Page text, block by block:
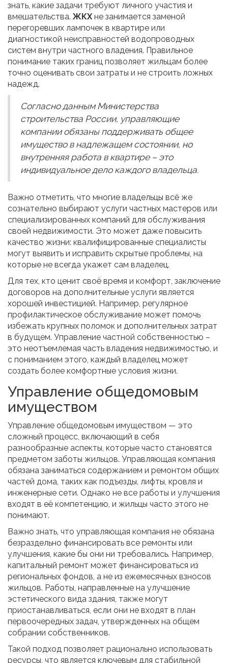
знать, какие задачи требуют личного участия и
вмешательства. ЖКХне занимается заменой
перегоревших лампочек в квартире или
диагностикой неисправностей водопроводных
систем внутри частного владения. Правильное
понимание таких границ позволяет жильцам более
точно оценивать свои затраты и не строить ложных
надежд.
Согласно данным Министерства
строительства России, управляющие
компании обязаны поддерживать общее
имущество в надлежащем состоянии, но
внутренняя работа в квартире – это
индивидуальное дело каждого владельца.
Важно отметить, что многие владельцы всё же
сознательно выбирают услуги частных мастеров или
специализированных компаний для обслуживания
своей недвижимости. Это может даже повысить
качество жизни: квалифицированные специалисты
могут выявить и исправить скрытые проблемы, на
которые не всегда укажет сам владелец.
Для тех, кто ценит своё время и комфорт, заключение
договоров на дополнительные услуги является
хорошей инвестицией. Например, регулярное
профилактическое обслуживание может помочь
избежать крупных поломок и дополнительных затрат
в будущем. Управление частной собственностью –
это неотъемлемая часть владения недвижимостью, и
с пониманием этого, каждый владелец может
создать более комфортные условия жизни.
Управление общедомовым
имуществом
Управление общедомовым имуществом — это
сложный процесс, включающий в себя
разнообразные аспекты, которые часто становятся
предметом заботы жильцов. Управляющая компания
обязана заниматься содержанием и ремонтом общих
частей дома, таких как подъезды, лифты, кровля и
инженерные сети. Однако не все работы и улучшения
входят в её компетенцию, и жильцы часто этого не
понимают.
Важно знать, что управляющая компания не обязана
безраздельно финансировать все ремонты или
улучшения, какие бы они ни требовались. Например,
капитальный ремонт может финансироваться из
региональных фондов, а не из ежемесячных взносов
жильцов. Работы, направленные на улучшение
эстетического вида здания, также могут
приостанавливаться, если они не входят в план
первоочередных задач, утвержденных на общем
собрании собственников.
Такой подход позволяет рационально использовать
ресурсы, что является ключевым для стабильной